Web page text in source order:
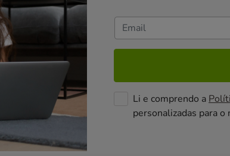
Li e comprendo a
personalizadas para